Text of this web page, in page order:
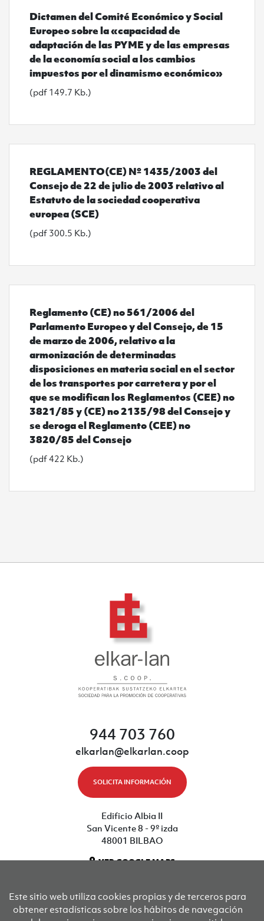
Dictamen del Comité Económico y Social
Europeo sobre la «capacidad de
adaptación de las PYME y de las empresas
de la economía social a los cambios
impuestos por el dinamismo económico»
(pdf 149.7 Kb.)
REGLAMENTO(CE) Nº 1435/2003 del
Consejo de 22 de julio de 2003 relativo al
Estatuto de la sociedad cooperativa
europea (SCE)
(pdf 300.5 Kb.)
Reglamento (CE) no 561/2006 del
Parlamento Europeo y del Consejo, de 15
de marzo de 2006, relativo a la
armonización de determinadas
disposiciones en materia social en el sector
de los transportes por carretera y por el
que se modifican los Reglamentos (CEE) no
3821/85 y (CE) no 2135/98 del Consejo y
se deroga el Reglamento (CEE) no
3820/85 del Consejo
(pdf 422 Kb.)
944 703 760
elkarlan@elkarlan.coop
SOLICITA INFORMACIÓN
Edificio Albia II
San Vicente 8 - 9º izda
48001 BILBAO
VER GOOGLE MAPS
Sus socios fundadores son
Este sitio web utiliza cookies propias y de terceros para
obtener estadísticas sobre los hábitos de navegación